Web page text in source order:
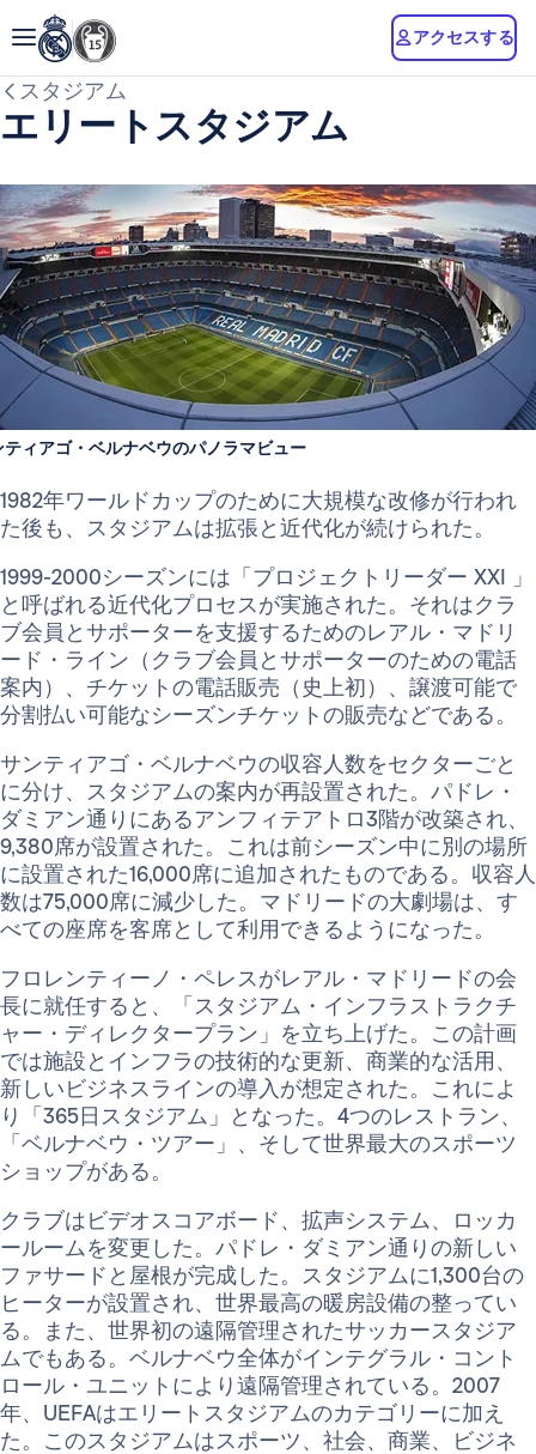
アクセスする
スタジアム
エリートスタジアム
ティアゴ・ベルナベウのパノラマビュー
1982年ワールドカップのために大規模な改修が行われ
た後も、スタジアムは拡張と近代化が続けられた。
1999-2000シーズンには「プロジェクトリーダー XXI 」
と呼ばれる近代化プロセスが実施された。それはクラ
ブ会員とサポーターを支援するためのレアル・マドリ
ード・ライン（クラブ会員とサポーターのための電話
案内）、チケットの電話販売（史上初）、譲渡可能で
分割払い可能なシーズンチケットの販売などである。
サンティアゴ・ベルナベウの収容人数をセクターごと
に分け、スタジアムの案内が再設置された。パドレ・
ダミアン通りにあるアンフィテアトロ3階が改築され、
9,380席が設置された。これは前シーズン中に別の場所
に設置された16,000席に追加されたものである。収容人
数は75,000席に減少した。マドリードの大劇場は、す
べての座席を客席として利用できるようになった。
フロレンティーノ・ペレスがレアル・マドリードの会
長に就任すると、「スタジアム・インフラストラクチ
ャー・ディレクタープラン」を立ち上げた。この計画
では施設とインフラの技術的な更新、商業的な活用、
新しいビジネスラインの導入が想定された。これによ
り「365日スタジアム」となった。4つのレストラン、
「ベルナベウ・ツアー」、そして世界最大のスポーツ
ショップがある。
クラブはビデオスコアボード、拡声システム、ロッカ
ールームを変更した。パドレ・ダミアン通りの新しい
ファサードと屋根が完成した。スタジアムに1,300台の
ヒーターが設置され、世界最高の暖房設備の整ってい
る。また、世界初の遠隔管理されたサッカースタジア
ムでもある。ベルナベウ全体がインテグラル・コント
ロール・ユニットにより遠隔管理されている。2007
年、UEFAはエリートスタジアムのカテゴリーに加え
た。このスタジアムはスポーツ、社会、商業、ビジネ